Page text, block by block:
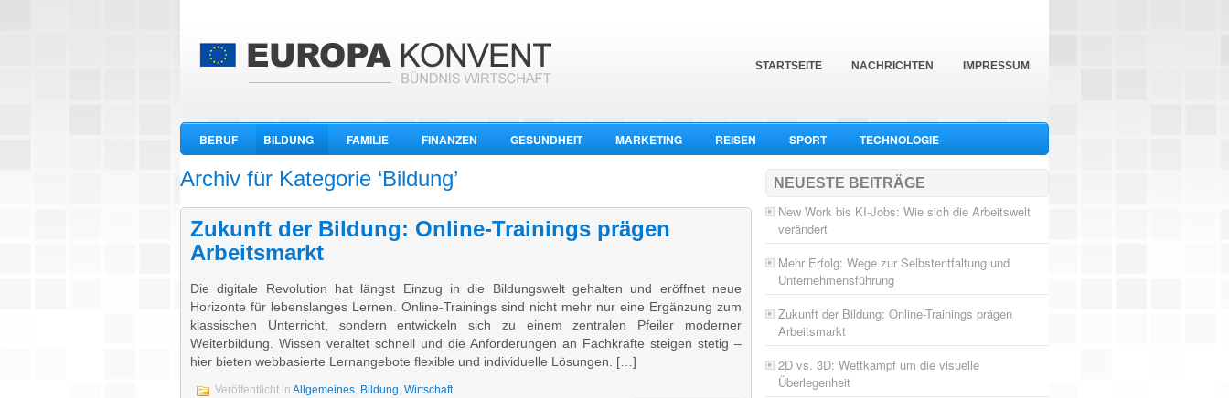
STARTSEITE NACHRICHTEN IMPRESSUM
BERUF BILDUNG FAMILIE FINANZEN GESUNDHEIT MARKETING REISEN SPORT
TECHNOLOGIE
WIRTSCHAFT
Archiv für Kategorie ‘Bildung’
Zukunft der Bildung: Online-Trainings prägen
Arbeitsmarkt
Die digitale Revolution hat längst Einzug in die Bildungswelt gehalten und eröffnet neue
Horizonte für lebenslanges Lernen. Online-Trainings sind nicht mehr nur eine Ergänzung zum
klassischen Unterricht, sondern entwickeln sich zu einem zentralen Pfeiler moderner
Weiterbildung. Wissen veraltet schnell und die Anforderungen an Fachkräfte steigen stetig –
hier bieten webbasierte Lernangebote flexible und individuelle Lösungen. […]
Veröffentlicht in Allgemeines, Bildung, Wirtschaft
NEUESTE BEITRÄGE
New Work bis KI-Jobs: Wie sich die Arbeitswelt
verändert
Mehr Erfolg: Wege zur Selbstentfaltung und
Unternehmensführung
Zukunft der Bildung: Online-Trainings prägen
Arbeitsmarkt
2D vs. 3D: Wettkampf um die visuelle
Überlegenheit